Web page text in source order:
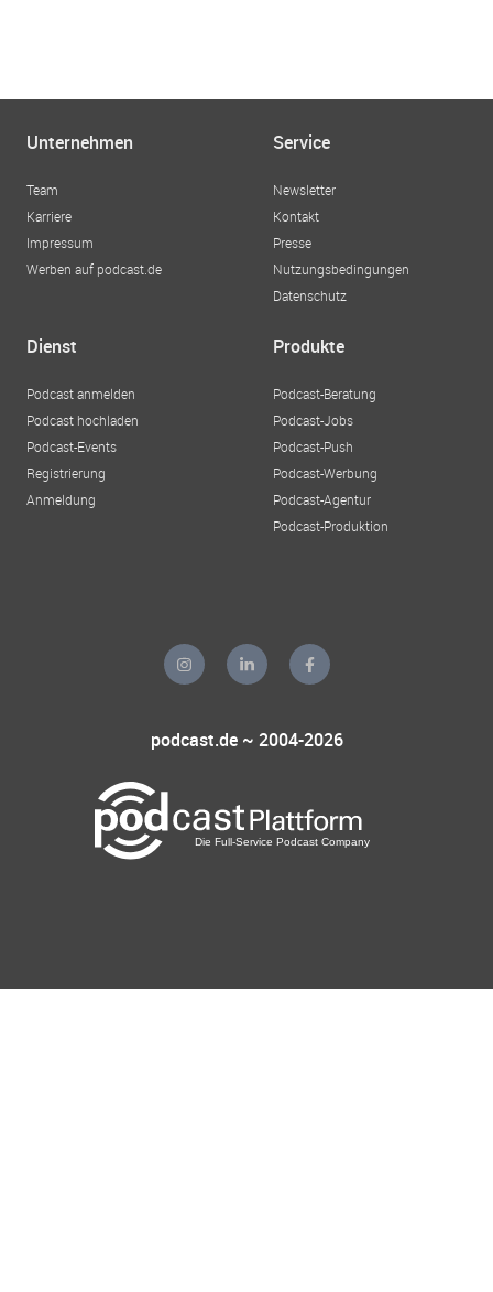
Unternehmen
Team
Karriere
Impressum
Werben auf podcast.de
Service
Newsletter
Kontakt
Presse
Nutzungsbedingungen
Datenschutz
Dienst
Podcast anmelden
Podcast hochladen
Podcast-Events
Registrierung
Anmeldung
Produkte
Podcast-Beratung
Podcast-Jobs
Podcast-Push
Podcast-Werbung
Podcast-Agentur
Podcast-Produktion
podcast.de ~ 2004-2026